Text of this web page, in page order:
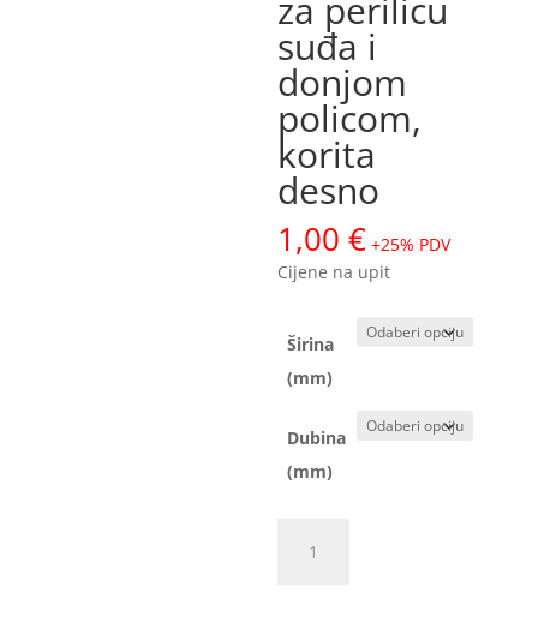
za perilicu
suđa i
donjom
policom,
korita
desno
1,00€ +25% PDV
Cijene na upit
Širina
(mm)
Dubina
(mm)
sudoper